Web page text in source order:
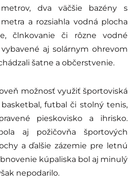
dva väčšie bazény s
a rozsiahla vodná plocha
člnkovanie či rôzne vodné
aj solárnym ohrevom
šatne a občerstvenie.
možnosť využiť športoviská
futbal či stolný tenis,
pieskovisko a ihrisko.
aj požičovňa športových
a ďalšie zázemie pre letnú
kúpaliska bol aj minulý
nepodarilo.